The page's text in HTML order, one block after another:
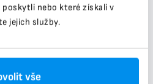
nebo které získali v
jejich služby.
vše